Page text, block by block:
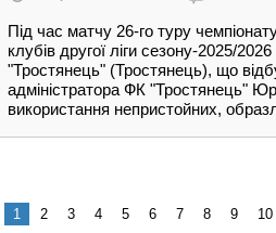
Під час матчу 26-го туру
клубів другої ліги сезону-2025/
"Тростянець" (Тростянець), що
адміністратора ФК "Тростянець"
використання непристойних,
1 2 3 4 5 6 7 8 9 10